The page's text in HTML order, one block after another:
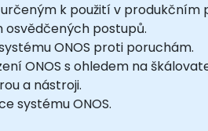
k použití v produkčním
osvědčených postupů.
ONOS proti poruchám.
ONOS s ohledem na
a nástroji.
systému ONOS.